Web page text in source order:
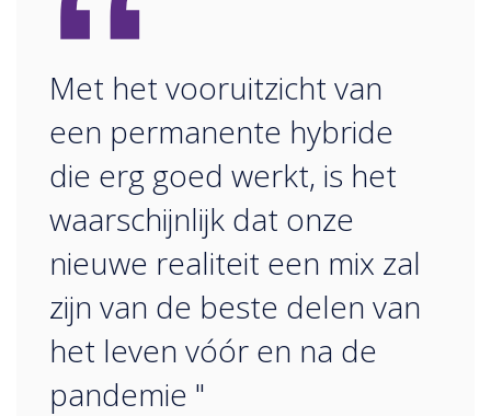
“
Met het vooruitzicht van
een permanente hybride
die erg goed werkt, is het
waarschijnlijk dat onze
nieuwe realiteit een mix zal
zijn van de beste delen van
het leven vóór en na de
pandemie "